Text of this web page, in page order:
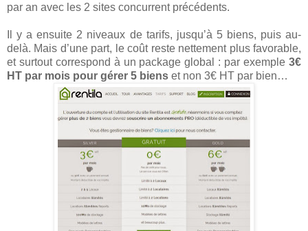
par an avec les 2 sites concurrent précédents.
Il y a ensuite 2 niveaux de tarifs, jusqu’à 5 biens, puis au-
delà. Mais d’une part, le coût reste nettement plus favorable,
et surtout correspond à un package global : par exemple 3€
HT par mois pour gérer 5 biens et non 3€ HT par bien…